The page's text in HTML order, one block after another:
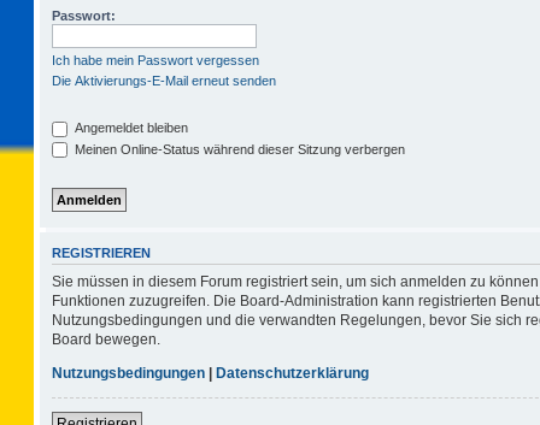
Passwort:
Ich habe mein Passwort vergessen
Die Aktivierungs-E-Mail erneut senden
Angemeldet bleiben
Meinen Online-Status während dieser Sitzung verbergen
REGISTRIEREN
Sie müssen in diesem Forum registriert sein, um sich anmelden zu
Funktionen zuzugreifen. Die Board-Administration kann registrierten
Nutzungsbedingungen und die verwandten Regelungen, bevor Sie sich
Board bewegen.
Nutzungsbedingungen | Datenschutzerklärung